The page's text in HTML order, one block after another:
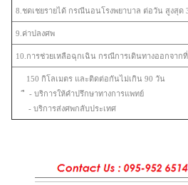
8.ชดเชยรายได้ กรณีนอนโรงพยาบาล ต่อวัน สูงสุด
9.ค่าปลงศพ
10.การช่วยเหลือฉุกเฉิน กรณีการเดินทางออกจาก
150 กิโลเมตร และติดต่อกันไม่เกิน 90 วัน
ื - บริการให้คำปรึกษาทางการแพทย์
- บริการส่งศพกลับประเทศ